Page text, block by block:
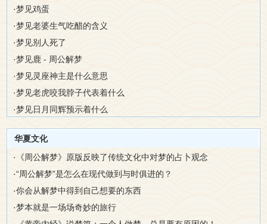
·梦见鸡蛋
·梦见老婆生气吃醋的含义
·梦见别人死了
·梦见鹿 - 周公解梦
·梦见灵座神主是什么意思
·梦见老虎咬我脖子代表着什么
·梦见日月同辉预示着什么
华夏文化
·
《周公解梦》原版反映了传统文化中对梦的占卜观念
·“周公解梦”是怎么在现代做到与时俱进的？
·你会从解梦中得到自己想要的东西
·梦本就是一场场奇妙的旅行